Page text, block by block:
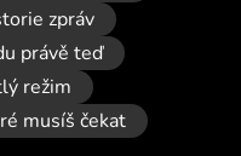
zpráv
právě teď
režim
musíš čekat